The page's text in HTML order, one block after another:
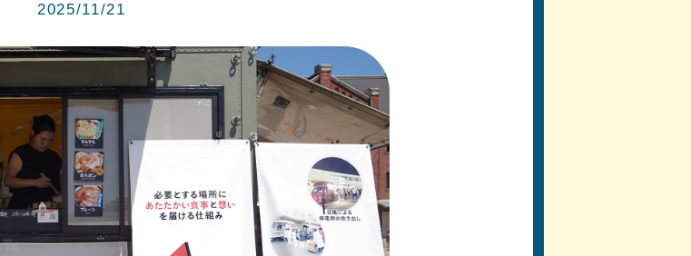
2025/11/21